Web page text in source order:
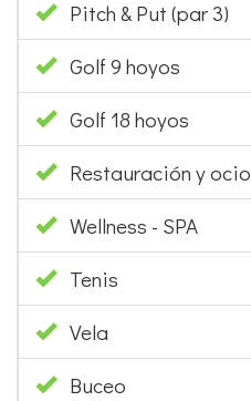
Pitch & Put (par 3)
Golf 9 hoyos
Golf 18 hoyos
Restauración y ocio
Wellness - SPA
Tenis
Vela
Buceo